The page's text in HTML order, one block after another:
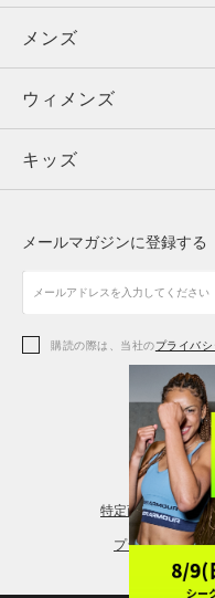
メンズ
ウィメンズ
キッズ
アクセサリー
メンズ
トップス
ボトムス
アクセサリー
ウィメンズ
トップス
シューズ
アクセサリー
レギンス＆タイツ
キッズ
シューズ
メールマガジンに登録する
購読の際は、当社のプライバ
特定商取引法に基
プライバシーポ